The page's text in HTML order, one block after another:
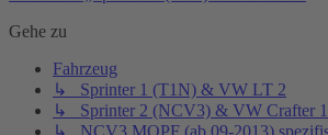
Gehe zu
Fahrzeug
↳ Sprinter 1 (T1N) & VW LT 2
↳ Sprinter 2 (NCV3) & VW Crafter 1